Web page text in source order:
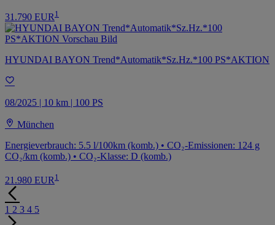
31.790 EUR1
HYUNDAI BAYON Trend*Automatik*Sz.Hz.*100 PS*AKTION
08/2025 | 10 km | 100 PS
München
Energieverbrauch: 5.5 l/100km (komb.) • CO₂-Emissionen: 124 g
CO₂/km (komb.) • CO₂-Klasse: D (komb.)
21.980 EUR 1
1 2 3 4 5